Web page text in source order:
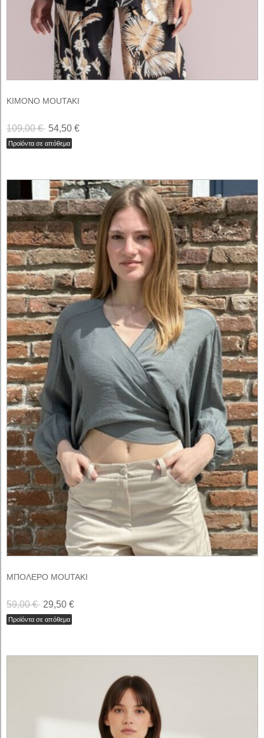
ΚΙΜΟΝΟ MOUTAKI
109,00 € 54,50 €
Προϊόντα σε απόθεμα
ΜΠΟΛΕΡΟ MOUTAKI
59,00 € 29,50 €
Προϊόντα σε απόθεμα